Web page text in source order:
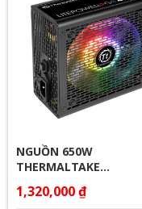
NGUỒN 650W
THERMALTAKE
LITEPOWER NEW BH 36
THÁNG
1,320,000 ₫